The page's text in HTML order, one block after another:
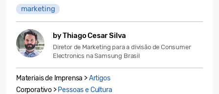
marketing
by Thiago Cesar Silva
Diretor de Marketing para a divisão de Consumer
Electronics na Samsung Brasil
Materiais de Imprensa >Artigos
Corporativo > Pessoas e Cultura